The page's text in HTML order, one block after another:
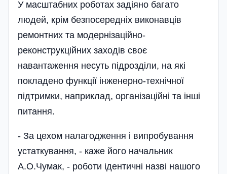
У масштабних роботах задіяно багато
людей, крім безпосередніх виконавців
ремонтних та модернізаційно-
реконструкційних заходів своє
навантаження несуть підрозділи, на які
покладено функції інженерно-технічної
підтримки, наприклад, організаційні та інші
питання.
- За цехом налагодження і випробування
устаткування, - каже його начальник
А.О.Чумак, - роботи ідентичні назві нашого